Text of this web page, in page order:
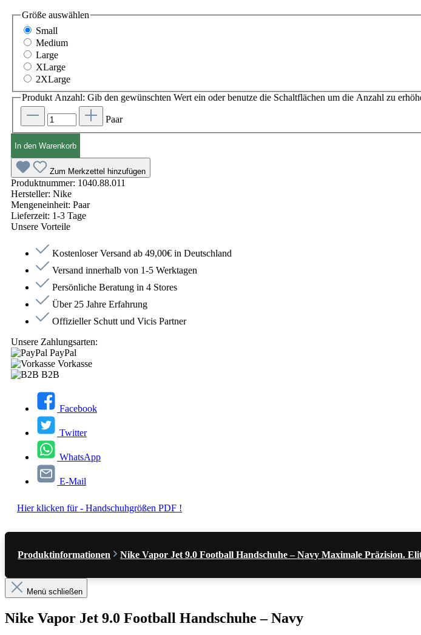
Größe auswählen
Small
Medium
Large
XLarge
2XLarge
Produkt Anzahl: Gib den gewünschten Wert ein oder benutze die Schaltflächen um die Anzahl zu
Paar
In den Warenkorb
Zum Merkzettel hinzufügen
Produktnummer: 1040.88.011
Hersteller: Nike
Mengeneinheit: Paar
Lieferzeit: 1-3 Tage
Unsere Vorteile
Kostenloser Versand ab 49,00€ in Deutschland
Versand innerhalb von 1-5 Werktagen
Persönliche Beratung in 4 Stores
Über 25 Jahre Erfahrung
Offizieller Schutt und Vicis Partner
Unsere Zahlungsarten:
PayPal
Vorkasse
B2B
Facebook
Twitter
WhatsApp
E-Mail
Hier klicken für - Handschuhgrößen PDF !
Produktinformationen Nike Vapor Jet 9.0 Football Handschuhe – Navy Maximale Präzision.
Menü schließen
Nike Vapor Jet 9.0 Football Handschuhe – Navy